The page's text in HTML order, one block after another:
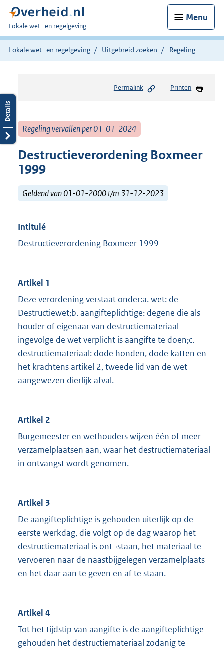
Menu
U
bent
hier:
Lokale wet- en regelgeving
Lokale wet- en regelgeving Uitgebreid zoeken Regeling
Permalink Printen
Regeling vervallen per 01-01-2024
Destructieverordening Boxmeer
1999
Geldend van 01-01-2000 t/m 31-12-2023
Intitulé
Destructieverordening Boxmeer 1999
Artikel 1
Deze verordening verstaat onder:a. wet: de
Destructiewet;b. aangifteplichtige: degene die als
houder of eigenaar van destructiemateriaal
ingevolge de wet verplicht is aangifte te doen;c.
destructiemateriaal: dode honden, dode katten en
het krachtens artikel 2, tweede lid van de wet
aangewezen dierlijk afval.
Artikel 2
Burgemeester en wethouders wijzen één of meer
verzamelplaatsen aan, waar het destructiemateriaal
in ontvangst wordt genomen.
Artikel 3
De aangifteplichtige is gehouden uiterlijk op de
eerste werkdag, die volgt op de dag waarop het
destructiemateriaal is ont¬staan, het materiaal te
vervoeren naar de naastbijgelegen verzamelplaats
en het daar aan te geven en af te staan.
Artikel 4
Tot het tijdstip van aangifte is de aangifteplichtige
gehouden het destructiemateriaal zodanig te